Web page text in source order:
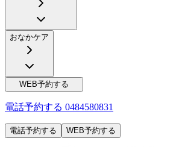
おなかケア
WEB予約する
電話予約する 0484580831
電話予約する WEB予約する